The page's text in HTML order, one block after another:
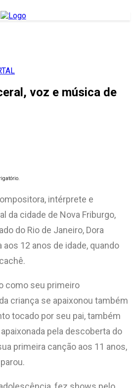
voz e música de
intérprete e
da cidade de Nova Friburgo,
do Rio de Janeiro, Dora
12 anos de idade, quando
como seu primeiro
criança se apaixonou também
tocado por seu pai, também
pela descoberta do
primeira canção aos 11 anos,